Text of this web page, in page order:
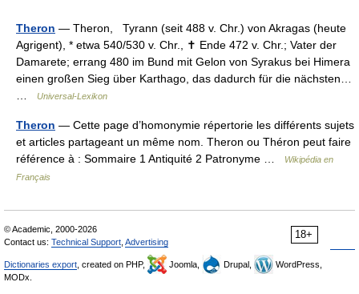
Theron — Theron, Tyrann (seit 488 v. Chr.) von Akragas (heute
Agrigent), * etwa 540/530 v. Chr., ✝ Ende 472 v. Chr.; Vater der
Damarete; errang 480 im Bund mit Gelon von Syrakus bei Himera
einen großen Sieg über Karthago, das dadurch für die nächsten…
Universal-Lexikon
Theron — Cette page d’homonymie répertorie les différents sujets
et articles partageant un même nom. Theron ou Théron peut faire
référence à : Sommaire 1 Antiquité 2 Patronyme …
Wikipédia en
Français
18+
© Academic, 2000-2026
Contact us: Technical Support Advertising
Dictionaries export , created on PHP, Joomla, Drupal,
WordPress,
MODx.